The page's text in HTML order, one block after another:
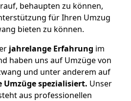
behaupten zu können,
für Ihren Umzug
bieten zu können.
jahrelange Erfahrung im
haben uns auf Umzüge von
und unter anderem auf
spezialisiert. Unser
aus professionellen